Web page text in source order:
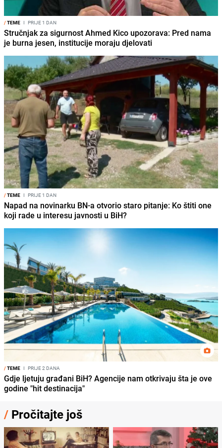
/TEME I PRIJE 1 DAN
Stručnjak za sigurnost Ahmed Kico upozorava: Pred nama
je burna jesen, institucije moraju djelovati
/TEME I PRIJE 1 DAN
Napad na novinarku BN-a otvorio staro pitanje: Ko štiti one
koji rade u interesu javnosti u BiH?
/TEME I PRIJE 2 DANA
Gdje ljetuju građani BiH? Agencije nam otkrivaju šta je ove
godine "hit destinacija"
/ Pročitajte još